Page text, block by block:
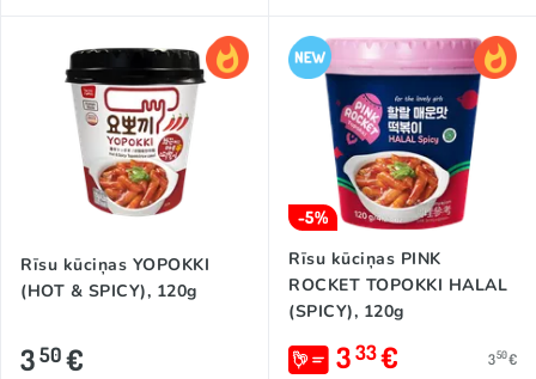
Rīsu kūciņas YOPOKKI
(HOT & SPICY), 120g
350€
-5%
Rīsu kūciņas PINK
ROCKET TOPOKKI HALAL
(SPICY), 120g
333€ 350€